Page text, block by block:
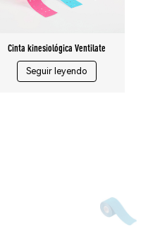
Cinta kinesiológica Ventilate
Seguir leyendo